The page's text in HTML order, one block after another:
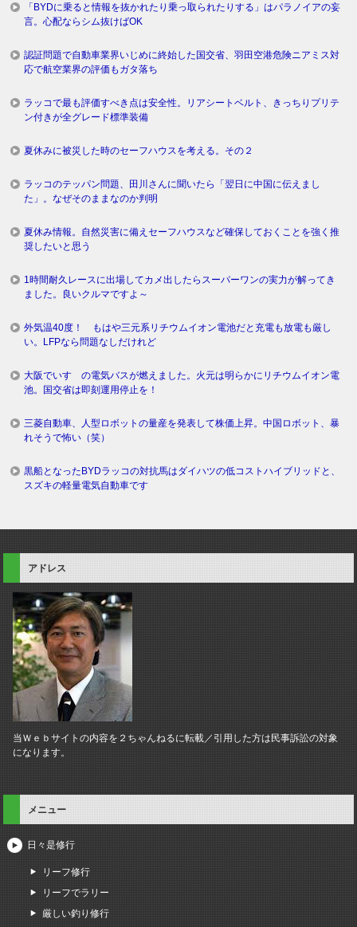
「BYDに乗ると情報を抜かれたり乗っ取られたりする」はパラノイアの妄
言。心配ならシム抜けばOK
認証問題で自動車業界いじめに終始した国交省、羽田空港危険ニアミス対
応で航空業界の評価もガタ落ち
ラッコで最も評価すべき点は安全性。リアシートベルト、きっちりプリテ
ン付きが全グレード標準装備
夏休みに被災した時のセーフハウスを考える。その２
ラッコのテッパン問題、田川さんに聞いたら「翌日に中国に伝えまし
た」。なぜそのままなのか判明
夏休み情報。自然災害に備えセーフハウスなど確保しておくことを強く推
奨したいと思う
1時間耐久レースに出場してカメ出したらスーパーワンの実力が解ってき
ました。良いクルマですよ～
外気温40度！ もはや三元系リチウムイオン電池だと充電も放電も厳し
い。LFPなら問題なしだけれど
大阪でいすゞの電気バスが燃えました。火元は明らかにリチウムイオン電
池。国交省は即刻運用停止を！
三菱自動車、人型ロボットの量産を発表して株価上昇。中国ロボット、暴
れそうで怖い（笑）
黒船となったBYDラッコの対抗馬はダイハツの低コストハイブリッドと、
スズキの軽量電気自動車です
アドレス
当Ｗｅｂサイトの内容を２ちゃんねるに転載／引用した方は民事訴訟の対象
になります。
メニュー
日々是修行
リーフ修行
リーフでラリー
厳しい釣り修行